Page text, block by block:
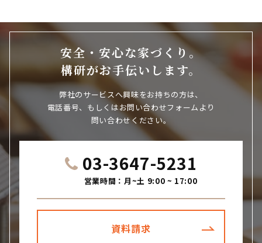
安全・安心な家づくり。
構研がお手伝いします。
弊社のサービスへ興味をお持ちの方は、
電話番号、もしくはお問い合わせフォームより
問い合わせください。
03-3647-5231
営業時間：月~土 9:00 ~ 17:00
資料請求